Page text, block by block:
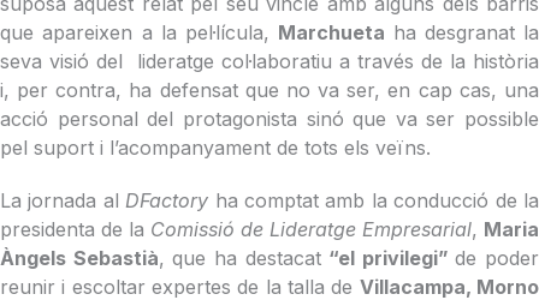
que apareixen a la pel·lícula, Marchueta ha desgranat la
seva visió del lideratge col·laboratiu a través de la història
i, per contra, ha defensat que no va ser, en cap cas, una
acció personal del protagonista sinó que va ser possible
pel suport i l’acompanyament de tots els veïns.
La jornada al DFactory ha comptat amb la conducció de la
presidenta de la Comissió de Lideratge Empresarial, Maria
Àngels Sebastià, que ha destacat “el privilegi”de poder
reunir i escoltar expertes de la talla de Villacampa, Morno